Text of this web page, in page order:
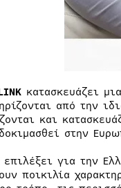
κατασκευάζει
από την
και
στην
επιλέξει για την
ποικιλία